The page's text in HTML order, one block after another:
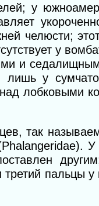
у
челюсти;
у
и
у
лобковыми
так
У
пальцы у